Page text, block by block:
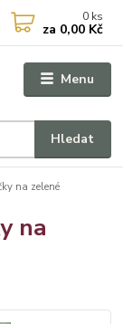
Menu
Hledat
0 ks
za 0,00 Kč
na zelené
na